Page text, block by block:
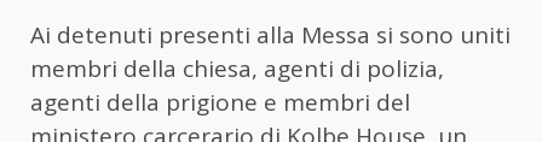
Ai detenuti presenti alla Messa si sono uniti
membri della chiesa, agenti di polizia,
agenti della prigione e membri del
ministero carcerario di Kolbe House, un